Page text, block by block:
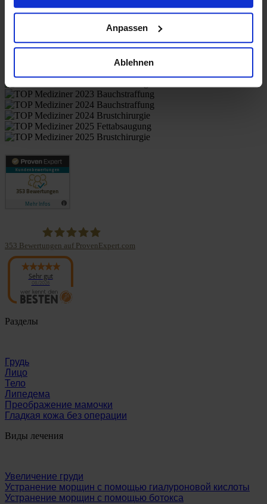
Anpassen
Ablehnen
Отзывы пациентов
Panaesthetics
353 Bewertungen auf ProvenExpert.com
Sehr gut
08/2026
Разделы
Грудь
Лицо
Тело
Липедема
Преображение мамочки
Гладкая кожа без операции
Виды лечения
Увеличение груди
Устранение морщин с помощью гиалуроновой кислоты
Устранение морщин с помощью ботокса